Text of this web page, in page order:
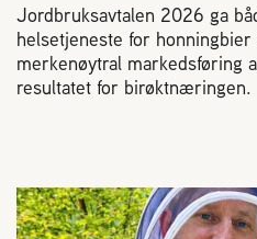
Jordbruksavtalen 2026 ga
helsetjeneste for
merkenøytral markedsføring
resultatet for birøktnæringen.